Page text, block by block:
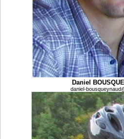
Daniel
daniel-